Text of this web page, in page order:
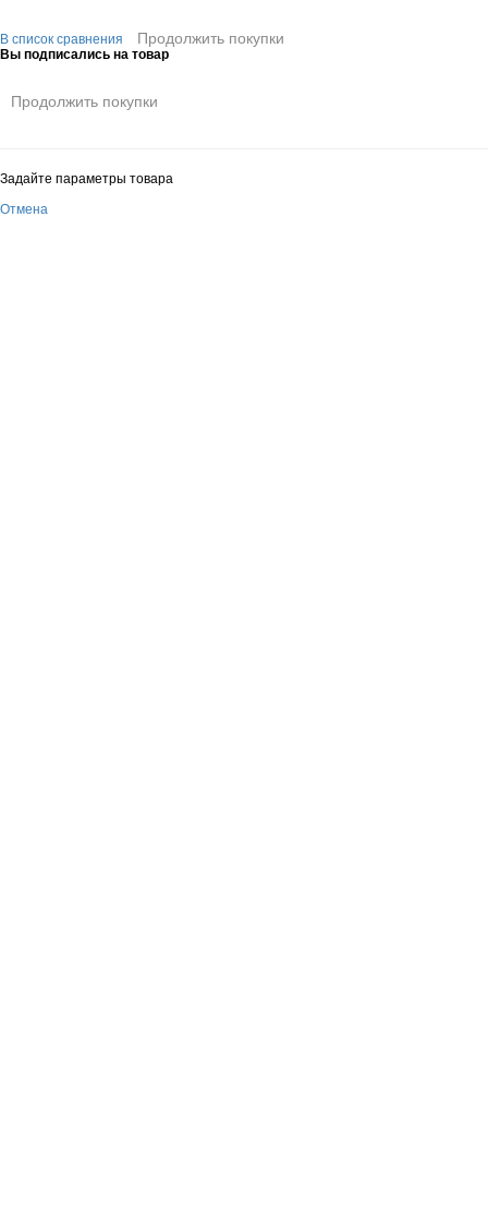
В список сравнения Продолжить покупки
Вы подписались на товар
Продолжить покупки
Задайте параметры товара
Отмена